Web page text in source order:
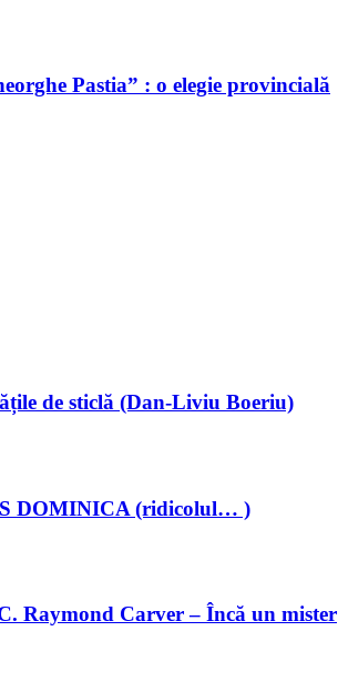
Pastia” : o elegie provincială
de sticlă (Dan-Liviu Boeriu)
DOMINICA (ridicolul… )
Raymond Carver – Încă un mister